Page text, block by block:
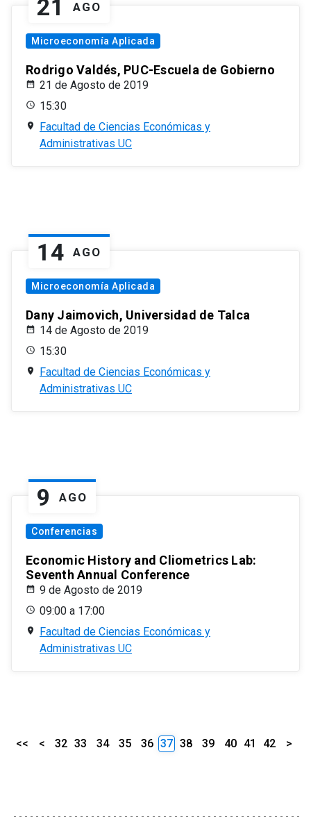
21 AGO
Microeconomía Aplicada
Rodrigo Valdés, PUC-Escuela de Gobierno
21 de Agosto de 2019
15:30
Facultad de Ciencias Económicas y
Administrativas UC
14 AGO
Microeconomía Aplicada
Dany Jaimovich, Universidad de Talca
14 de Agosto de 2019
15:30
Facultad de Ciencias Económicas y
Administrativas UC
9 AGO
Conferencias
Economic History and Cliometrics Lab:
Seventh Annual Conference
9 de Agosto de 2019
09:00 a 17:00
Facultad de Ciencias Económicas y
Administrativas UC
<< < 32 33 34 35 36 37 38 39 40 41 42 >